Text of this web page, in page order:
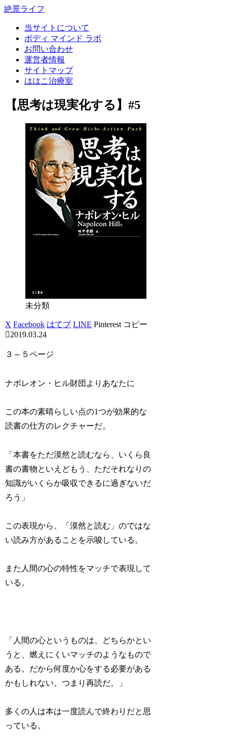
絶景ライフ
当サイトについて
ボディ マインド ラボ
お問い合わせ
運営者情報
サイトマップ
ははこ治療室
【思考は現実化する】#5
未分類
X Facebook はてブ LINE Pinterest コピー
2019.03.24
３～５ページ
ナポレオン・ヒル財団よりあなたに
この本の素晴らしい点の1つが効果的な
読書の仕方のレクチャーだ。
「本書をただ漠然と読むなら、いくら良
書の書物といえどもう、ただそれなりの
知識がいくらか吸収できるに過ぎないだ
ろう」
この表現から、「漠然と読む」のではな
い読み方があることを示唆している。
また人間の心の特性をマッチで表現して
いる。
「人間の心というものは、どちらかとい
うと、燃えにくいマッチのようなもので
ある。だから何度か心をする必要がある
かもしれない。つまり再読だ。」
多くの人は本は一度読んで終わりだと思
っている。